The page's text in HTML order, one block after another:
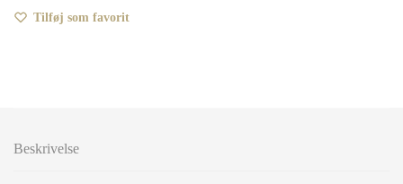
Tilføj som favorit
Beskrivelse